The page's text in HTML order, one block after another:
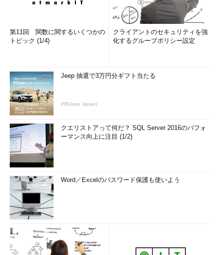
第11回 関数に関するいくつかの
トピック (1/4)
クライアントのセキュリティを強
化するグループポリシー設定
Jeep 抽選で3万円分ギフト当たる
PR(Jeep Japan)
クエリストアって何だ？ SQL Server 2016のパフォ
ーマンス向上に注目 (1/2)
Word／Excelのパスワード保護も使いよう